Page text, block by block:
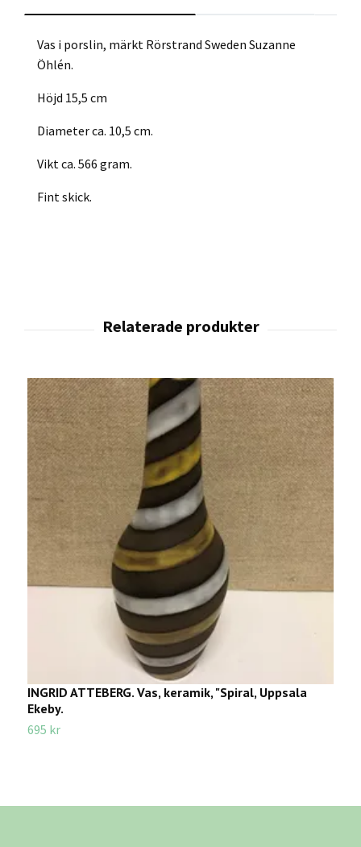
Vas i porslin, märkt Rörstrand Sweden Suzanne
Öhlén.
Höjd 15,5 cm
Diameter ca. 10,5 cm.
Vikt ca. 566 gram.
Fint skick.
INGRID ATTEBERG. Vas, keramik, "Spiral, Uppsala
Ekeby.
695 kr